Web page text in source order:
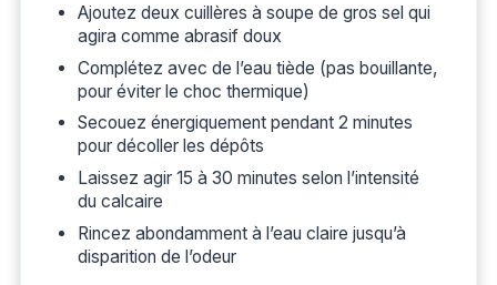
Ajoutez deux cuillères à soupe de gros sel qui
agira comme abrasif doux
Complétez avec de l’eau tiède (pas bouillante,
pour éviter le choc thermique)
Secouez énergiquement pendant 2 minutes
pour décoller les dépôts
Laissez agir 15 à 30 minutes selon l’intensité
du calcaire
Rincez abondamment à l’eau claire jusqu’à
disparition de l’odeur